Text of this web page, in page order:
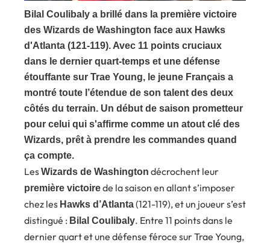
Bilal Coulibaly a brillé dans la première victoire
des Wizards de Washington face aux Hawks
d'Atlanta (121-119). Avec 11 points cruciaux
dans le dernier quart-temps et une défense
étouffante sur Trae Young, le jeune Français a
montré toute l’étendue de son talent des deux
côtés du terrain. Un début de saison prometteur
pour celui qui s'affirme comme un atout clé des
Wizards, prêt à prendre les commandes quand
ça compte.
LesWizards de Washington décrochent leur
première victoirede la saison en allant s’imposer
chez les Hawks d’Atlanta(121-119), et un joueur s’est
distingué : Bilal Coulibaly. Entre 11 points dans le
dernier quart et une défense féroce sur Trae Young,